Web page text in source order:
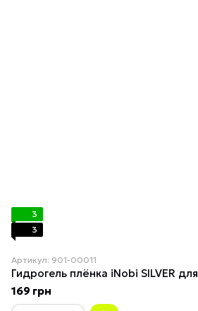
3
3
Артикул: 901-00011
Гидрогель плёнка iNobi SILVER
169 грн